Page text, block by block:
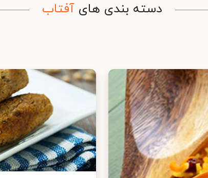
دسته بندی های آفتاب